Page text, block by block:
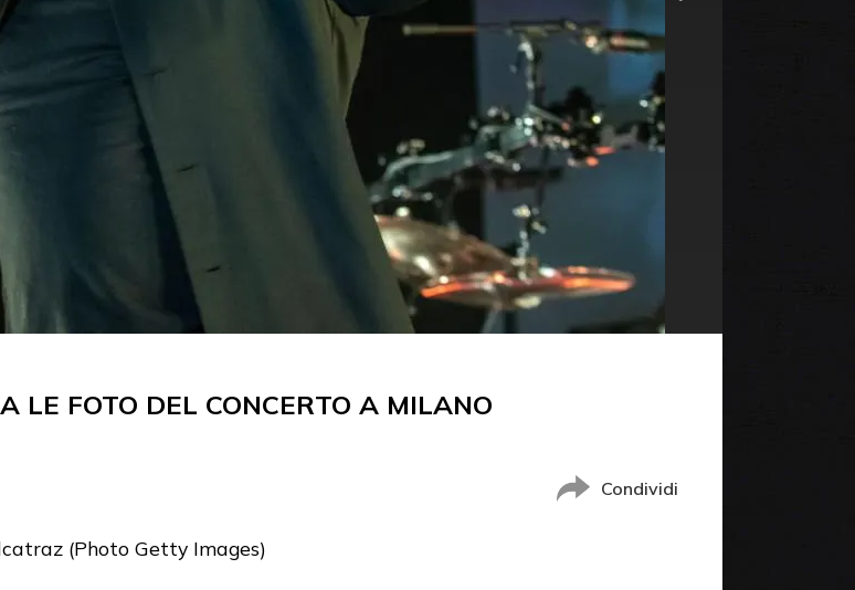
LE FOTO DEL CONCERTO A MILANO
Condividi
(Photo Getty Images)